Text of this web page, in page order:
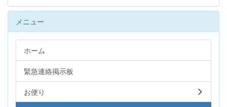
メニュー
ホーム
緊急連絡掲示板
お便り